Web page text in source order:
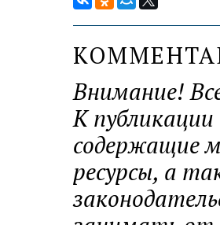
Внимание!
К
содержащие
ресурсы, а